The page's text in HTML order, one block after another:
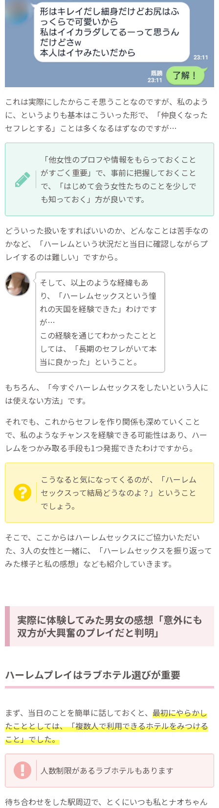
これは実際にしたからこそ思うことなのですが、私のよう
に、というよりも基本はこういった形で、「仲良くなった
セフレとする」ことは多くなるはずなのですが…
「他女性のプロフや情報をもらっておくこと
がすごく重要」で、事前に把握しておくこと
で、「はじめて会う女性たちのことを少しで
も知っておく」方が良いです。
どういった扱いをすればいいのか、どんなことは苦手なの
かなど、「ハーレムという状況だと当日に確認しながらプ
レイするのは難しい」ですから。
そして、以上のような経緯もあ
り、「ハーレムセックスという憧
れの天国を経験できた」わけです
が…
この経験を通じてわかったことと
しては、「長期のセフレがいて本
当に良かった」ということ。
もちろん、「今すぐハーレムセックスをしたいという人に
は使えない方法」です。
それでも、これからセフレを作り関係も深めていくこと
で、私のようなチャンスを経験できる可能性はあり、ハー
レムをつかみ取る手段も1つ発掘できたわけですから。
こうなると気になってくるのが、「ハーレム
セックスって結局どうなのよ？」ということ
でしょう。
そこで、ここからはハーレムセックスにご協力いただい
た、3人の女性と一緒に、「ハーレムセックスを振り返って
みた様子と私の感想」なども紹介していきます。
実際に体験してみた男女の感想「意外にも
双方が大興奮のプレイだと判明」
ハーレムプレイはラブホテル選びが重要
まず、当日のことを簡単に話しておくと、 最初にやらかし
たこととしては、「複数人で利用できるホテルをみつける
こと」でした。
人数制限があるラブホテルもあります
待ち合わせをした駅周辺で、とくにいつも私とナオちゃん